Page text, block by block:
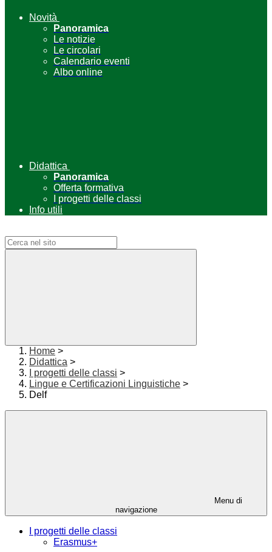
Novità
Panoramica
Le notizie
Le circolari
Calendario eventi
Albo online
Didattica
Panoramica
Offerta formativa
I progetti delle classi
Info utili
Home >
Didattica >
I progetti delle classi >
Lingue e Certificazioni Linguistiche >
Delf
Menu di
navigazione
I progetti delle classi
Erasmus+